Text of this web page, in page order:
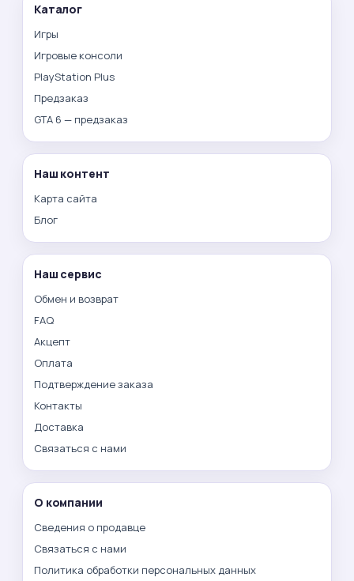
Каталог
Игры
Игровые консоли
PlayStation Plus
Предзаказ
GTA 6 — предзаказ
Наш контент
Карта сайта
Блог
Наш сервис
Обмен и возврат
FAQ
Акцепт
Оплата
Подтверждение заказа
Контакты
Доставка
Связаться с нами
О компании
Сведения о продавце
Связаться с нами
Политика обработки персональных данных